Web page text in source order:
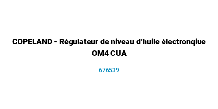
COPELAND - Régulateur de niveau d’huile électronqiue
OM4 CUA
676539